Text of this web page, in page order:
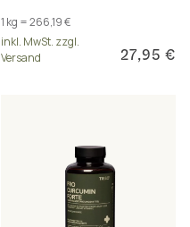
1 kg = 266,19 €
inkl. MwSt. zzgl.
Versand
27,95 €